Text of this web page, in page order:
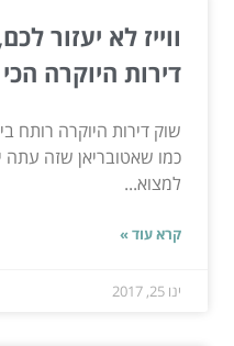
ווייז לא יעזור
דירות היוקרה
שוק דירות היוקרה רותח
כמו שאטובריאן שזה עתה
למצוא...
קרא עוד »
ינו 25, 2017